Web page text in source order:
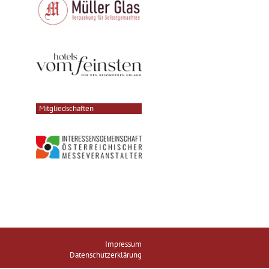
Mitgliedschaften
Impressum
Datenschutzerklärung